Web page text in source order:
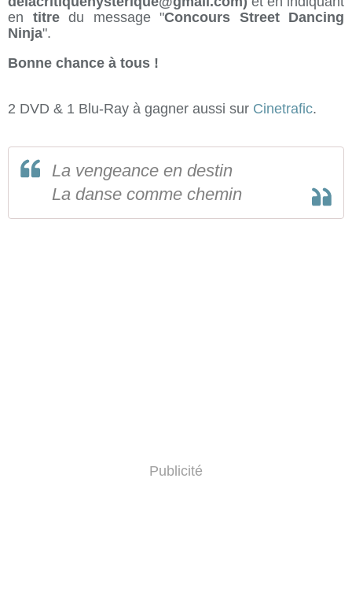
en titredu message "Concours Street Dancing
Ninja".
Bonne chance à tous !
2 DVD & 1 Blu-Ray à gagner aussi sur Cinetrafic.
La vengeance en destin
La danse comme chemin
Publicité